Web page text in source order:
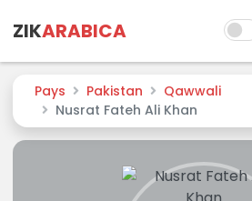
ZIKARABICA
Pays Pakistan
Qawwali
Nusrat Fateh Ali Khan